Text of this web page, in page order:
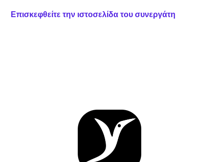
Επισκεφθείτε την ιστοσελίδα του συνεργάτη